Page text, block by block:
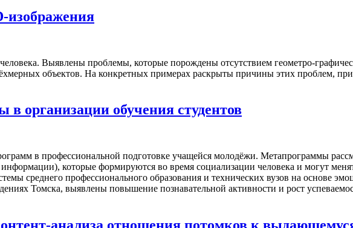
изображения
Выявлены проблемы, которые порождены отсутствием геометро-
объектов. На конкретных примерах раскрыты причины этих проблем,
организации обучения студентов
в профессиональной подготовке учащейся молодёжи. Метапрограммы
которые формируются во время социализации человека и могут
среднего профессионального образования и технических вузов на основе
Томска, выявлены повышение познавательной активности и рост